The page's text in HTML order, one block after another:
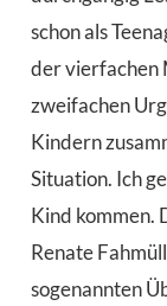
schon als
der vierfachen
zweifachen
Kindern
Situation. Ich
Kind kommen.
Renate
sogenannten